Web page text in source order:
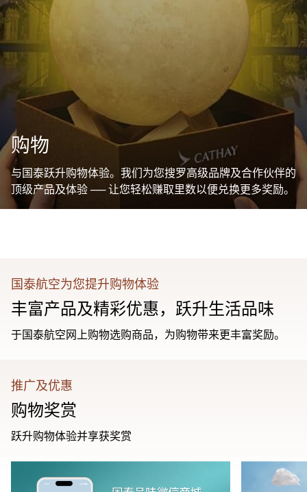
购物
与国泰跃升购物体验。我们为您搜罗高级品牌及合作伙伴的
顶级产品及体验 ── 让您轻松赚取里数以便兑换更多奖励。
国泰航空为您提升购物体验
丰富产品及精彩优惠，跃升生活品味
于国泰航空网上购物选购商品，为购物带来更丰富奖励。
推广及优惠
购物奖赏
跃升购物体验并享获奖赏